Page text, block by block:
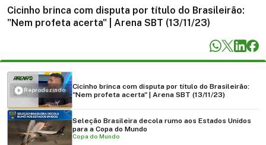
Cicinho brinca com disputa por título do Brasileirão:
"Nem profeta acerta" | Arena SBT (13/11/23)
Reproduzindo
Cicinho brinca com disputa por título do Brasileirão:
"Nem profeta acerta" | Arena SBT (13/11/23)
Seleção Brasileira decola rumo aos Estados Unidos
para a Copa do Mundo
Copa do Mundo